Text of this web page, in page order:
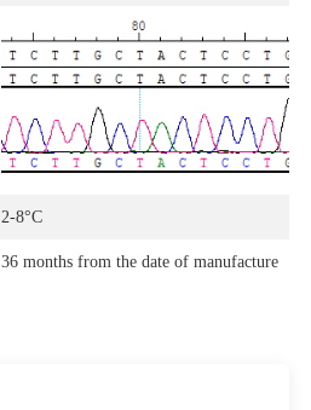
2-8°C
36 months from the date of manufacture